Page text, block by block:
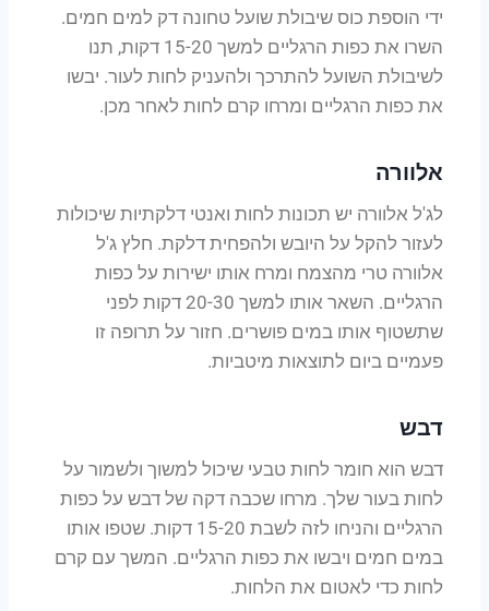
ידי הוספת כוס שיבולת שועל טחונה דק למים חמים.
השרו את כפות הרגליים למשך 15-20 דקות, תנו
לשיבולת השועל להתרכך ולהעניק לחות לעור. יבשו
את כפות הרגליים ומרחו קרם לחות לאחר מכן.
אלוורה
לג'ל אלוורה יש תכונות לחות ואנטי דלקתיות שיכולות
לעזור להקל על היובש ולהפחית דלקת. חלץ ג'ל
אלוורה טרי מהצמח ומרח אותו ישירות על כפות
הרגליים. השאר אותו למשך 20-30 דקות לפני
שתשטוף אותו במים פושרים. חזור על תרופה זו
פעמיים ביום לתוצאות מיטביות.
דבש
דבש הוא חומר לחות טבעי שיכול למשוך ולשמור על
לחות בעור שלך. מרחו שכבה דקה של דבש על כפות
הרגליים והניחו לזה לשבת 15-20 דקות. שטפו אותו
במים חמים ויבשו את כפות הרגליים. המשך עם קרם
לחות כדי לאטום את הלחות.